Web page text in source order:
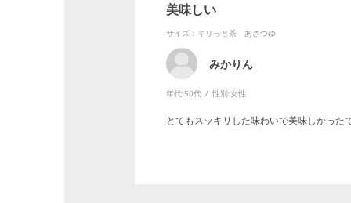
美味しい
サイズ：キリっと茶 あさつゆ
みかりん
年代:50代 性別:女性
とてもスッキリした味わいで美味しかったで